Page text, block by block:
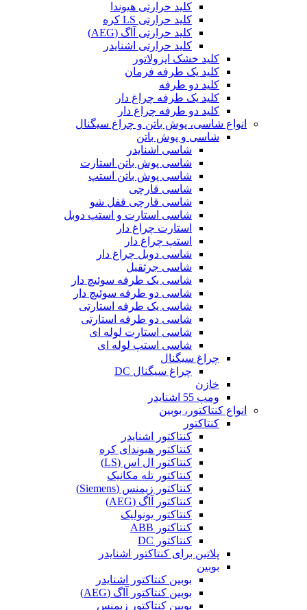
کلید حرارتی هیوندا
کلید حرارتی LS کره
کلید حرارتی آاگ (AEG)
کلید حرارتی اشنایدر
کلید خشک ایزولاتور
کلید یک طرفه فرمان
کلید دو طرفه
کلید یک طرفه چراغ دار
کلید دو طرفه چراغ دار
انواع شاسی، پوش باتن و چراغ سیگنال
شاسی و پوش باتن
شاسی اشنایدر
شاسی پوش باتن استارت
شاسی پوش باتن استپ
شاسی قارچی
شاسی قارچی قفل شو
شاسی استارت و استپ دوبل
استارت چراغ دار
استپ چراغ دار
شاسی دوبل چراغ دار
شاسی جرثقیل
شاسی یک طرفه سوئیچ دار
شاسی دو طرفه سوئیچ دار
شاسی یک طرفه استارتی
شاسی دو طرفه استارتی
شاسی استارت لوله ای
شاسی استپ لوله ای
چراغ سیگنال
چراغ سیگنال DC
خازن
ومپ 55 اشنایدر
انواع کنتاکتور، بوبین
کنتاکتور
کنتاکتور اشنایدر
کنتاکتور هیوندای کره
کنتاکتور ال اس (LS)
کنتاکتور تله مکانیک
کنتاکتور زیمنس (Siemens)
کنتاکتور آاگ (AEG)
کنتاکتور یونولیک
کنتاکتور ABB
کنتاکتور DC
پلاتین برای کنتاکتور اشنایدر
بوبین
بوبین کنتاکتور اشنایدر
بوبین کنتاکتور آاگ (AEG)
بوبین کنتاکتور زیمنس